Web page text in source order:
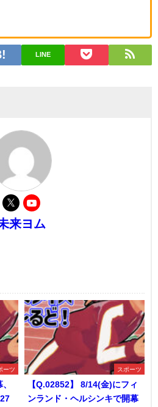
LINE
来ヨム
ーツ スポーツ
【Q.02852】 8/14(金)にフィ
ンランド・ヘルシンキで開幕